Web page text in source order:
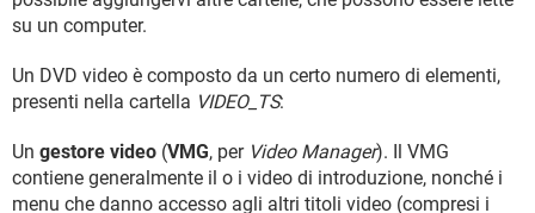
su un computer.
Un DVD video è composto da un certo numero di elementi,
presenti nella cartella VIDEO_TS:
Un gestore video (VMG, per Video Manager). Il VMG
contiene generalmente il o i video di introduzione, nonché i
menu che danno accesso agli altri titoli video (compresi i